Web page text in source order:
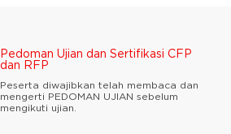
Pedoman Ujian dan Sertifikasi CFP
dan RFP
Peserta diwajibkan telah membaca dan
mengerti PEDOMAN UJIAN sebelum
mengikuti ujian.